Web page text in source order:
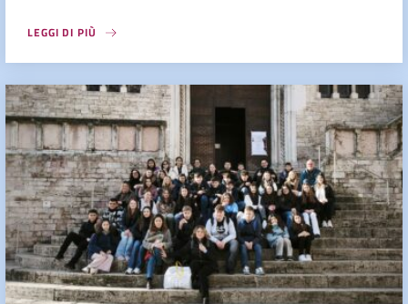
LEGGI DI PIÙ